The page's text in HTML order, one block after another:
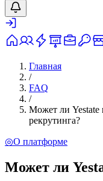
Главная
/
FAQ
/
Может ли Yestate
рекрутинга?
◎О платформе
Может ли